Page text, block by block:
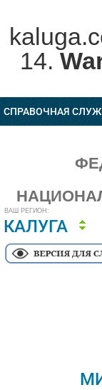
14.
СПРАВОЧНАЯ
ВАШ РЕГИОН:
КАЛУГА